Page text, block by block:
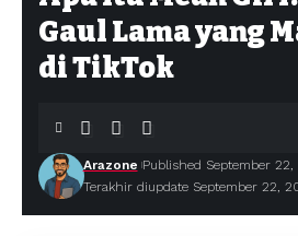
Gaul Lama yang
di TikTok
Terakhir diupdate September 22,
Arazone Published September 22,